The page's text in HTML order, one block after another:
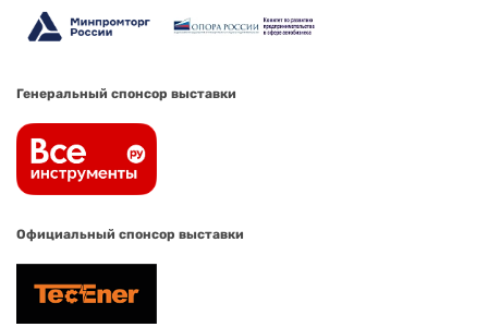
Генеральный спонсор выставки
Официальный спонсор выставки